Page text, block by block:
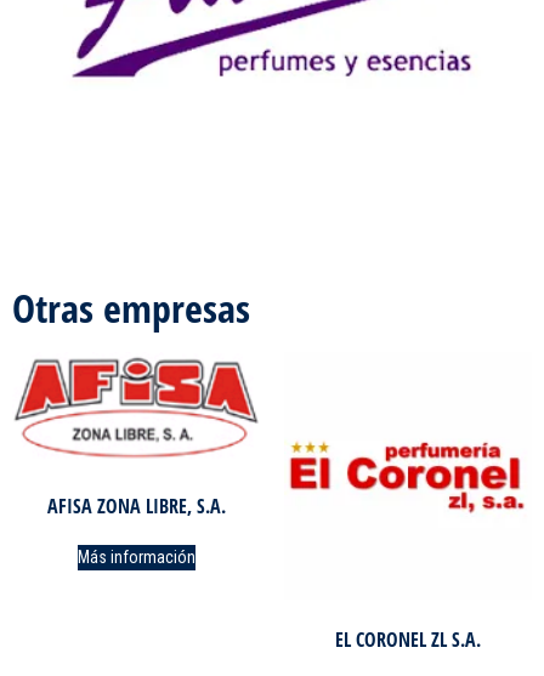
Otras empresas
AFISA ZONA LIBRE, S.A.
Más información
EL CORONEL ZL S.A.